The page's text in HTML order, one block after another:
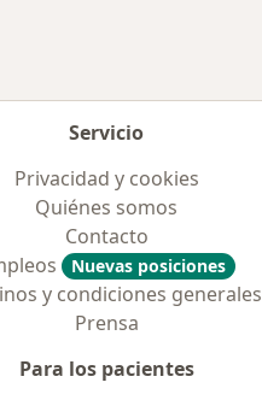
Servicio
Privacidad y cookies
Quiénes somos
Contacto
Nuevas posiciones
y condiciones generales
Prensa
Para los pacientes